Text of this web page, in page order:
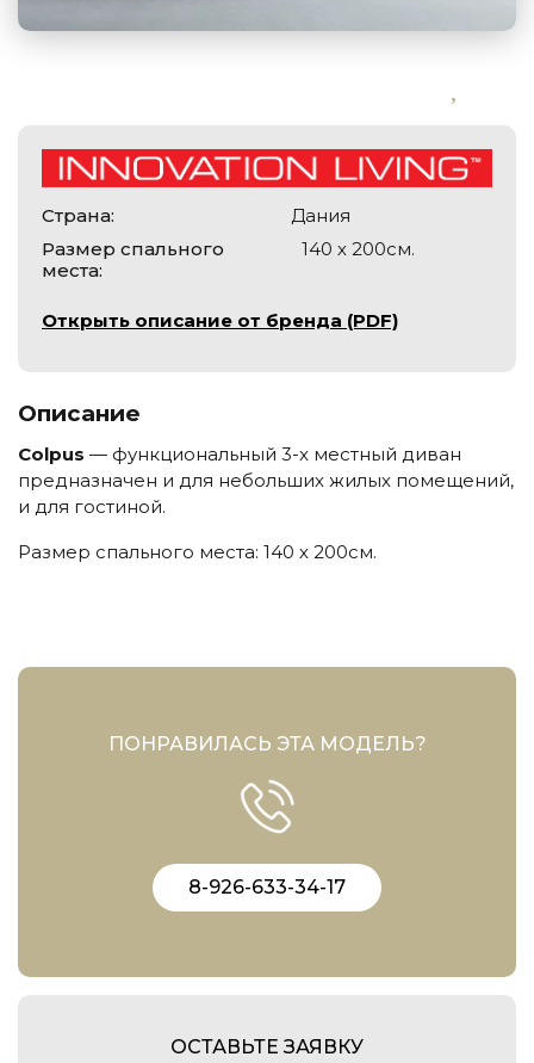
Страна:
Дания
Размер спального
места:
140 х 200см.
Открыть описание от бренда (PDF)
Описание
Colpus — функциональный 3-x местный диван
предназначен и для небольших жилых помещений,
и для гостиной.
Размер спального места: 140 х 200см.
ПОНРАВИЛАСЬ ЭТА МОДЕЛЬ?
8-926-633-34-17
ОСТАВЬТЕ ЗАЯВКУ